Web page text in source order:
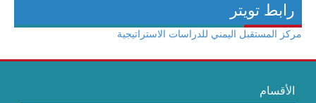
رابط تويتر
مركز المستقبل اليمني للدراسات الاستراتيجية
الأقسام